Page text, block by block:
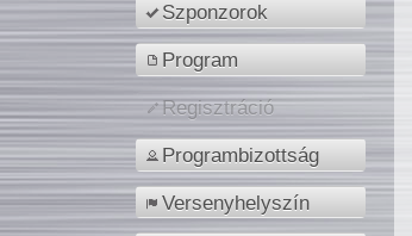
Szponzorok
Program
Regisztráció
Programbizottság
Versenyhelyszín